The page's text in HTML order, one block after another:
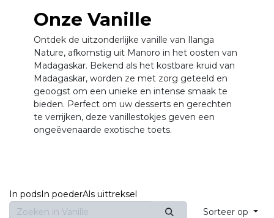
Onze Vanille
Ontdek de uitzonderlijke vanille van Ilanga
Nature, afkomstig uit Manoro in het oosten van
Madagaskar. Bekend als het kostbare kruid van
Madagaskar, worden ze met zorg geteeld en
geoogst om een unieke en intense smaak te
bieden. Perfect om uw desserts en gerechten
te verrijken, deze vanillestokjes geven een
ongeëvenaarde exotische toets.
In podsIn poederAls uittreksel
Sorteer op